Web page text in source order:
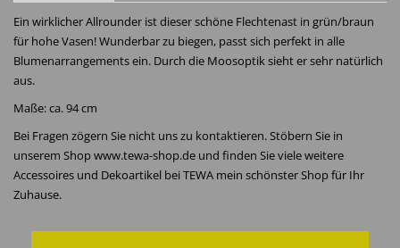
Ein wirklicher Allrounder ist dieser schöne Flechtenast in grün/braun
für hohe Vasen! Wunderbar zu biegen, passt sich perfekt in alle
Blumenarrangements ein. Durch die Moosoptik sieht er sehr natürlich
aus.
Maße: ca. 94 cm
Bei Fragen zögern Sie nicht uns zu kontaktieren. Stöbern Sie in
unserem Shop www.tewa-shop.de und finden Sie viele weitere
Accessoires und Dekoartikel bei TEWA mein schönster Shop für Ihr
Zuhause.